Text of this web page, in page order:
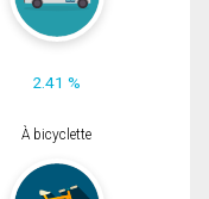
2.41 %
À bicyclette